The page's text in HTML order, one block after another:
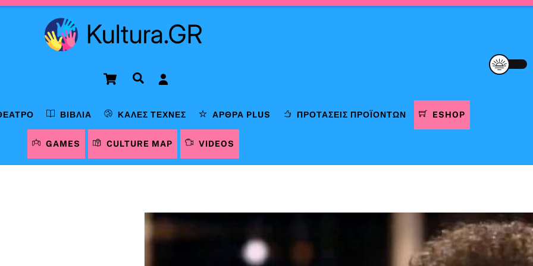
Cart Αναζήτηση
ΒΙΒΛΊΑ ΚΑΛΈΣ ΤΈΧΝΕΣ ΆΡΘΡΑ PLUS ΠΡΟΤΆΣΕΙΣ ΠΡΟΪΌΝΤΩΝ ESHOP
GAMES CULTURE MAP VIDEOS